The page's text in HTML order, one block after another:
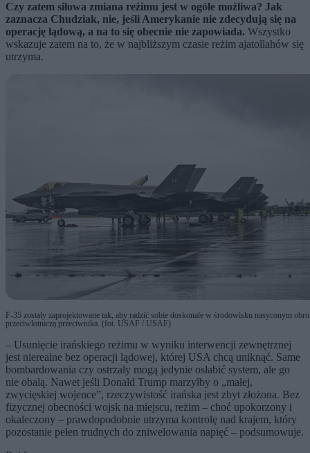
Czy zatem siłowa zmiana reżimu jest w ogóle możliwa? Jak
zaznacza Chudziak, nie, jeśli Amerykanie nie zdecydują się na
operację lądową, a na to się obecnie nie zapowiada. Wszystko
wskazuje zatem na to, że w najbliższym czasie reżim ajatollahów się
utrzyma.
F-35 zostały zaprojektowane tak, aby radzić sobie doskonale w środowisku nasyconym
przeciwlotniczą przeciwnika. (fot. USAF / USAF)
– Usunięcie irańskiego reżimu w wyniku interwencji zewnętrznej
jest nierealne bez operacji lądowej, której USA chcą uniknąć. Same
bombardowania czy ostrzały mogą jedynie osłabić system, ale go
nie obalą. Nawet jeśli Donald Trump marzyłby o „małej,
zwycięskiej wojence”, rzeczywistość irańska jest zbyt złożona. Bez
fizycznej obecności wojsk na miejscu, reżim – choć upokorzony i
okaleczony – prawdopodobnie utrzyma kontrolę nad krajem, który
pozostanie pełen trudnych do zniwelowania napięć – podsumowuje.